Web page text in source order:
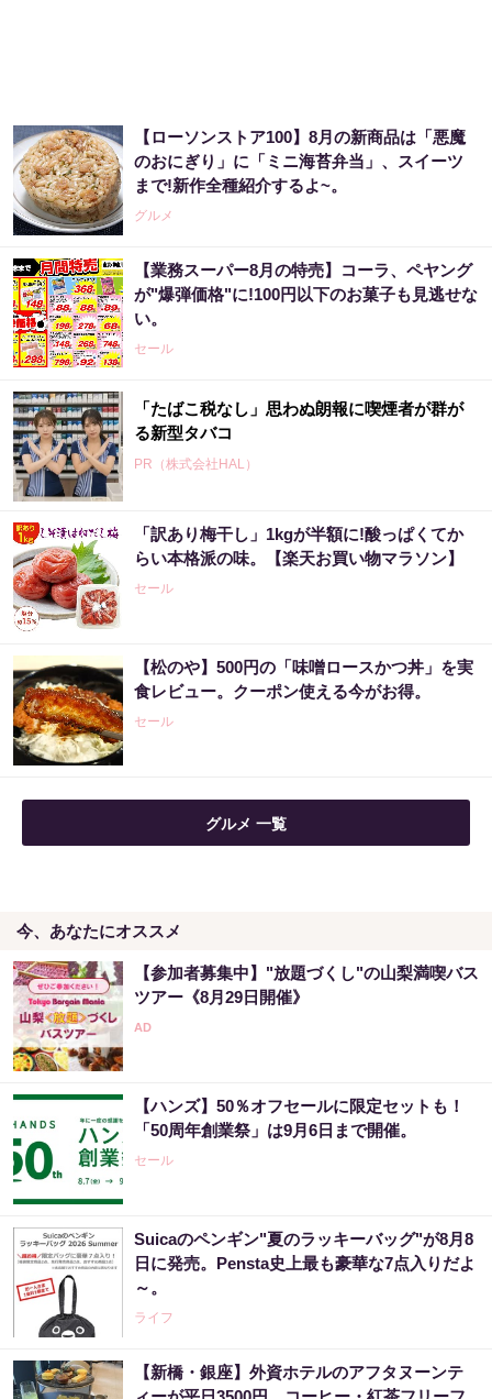
【ローソンストア100】8月の新商品は「悪魔
のおにぎり」に「ミニ海苔弁当」、スイーツ
まで!新作全種紹介するよ~。
グルメ
【業務スーパー8月の特売】コーラ、ペヤング
が"爆弾価格"に!100円以下のお菓子も見逃せな
い。
セール
「たばこ税なし」思わぬ朗報に喫煙者が群が
る新型タバコ
PR（株式会社HAL）
「訳あり梅干し」1kgが半額に!酸っぱくてか
らい本格派の味。【楽天お買い物マラソン】
セール
【松のや】500円の「味噌ロースかつ丼」を実
食レビュー。クーポン使える今がお得。
セール
グルメ 一覧
今、あなたにオススメ
【参加者募集中】"放題づくし"の山梨満喫バス
ツアー《8月29日開催》
【ハンズ】50％オフセールに限定セットも！
「50周年創業祭」は9月6日まで開催。
セール
Suicaのペンギン"夏のラッキーバッグ"が8月8
日に発売。Pensta史上最も豪華な7点入りだよ
～。
ライフ
【新橋・銀座】外資ホテルのアフタヌーンテ